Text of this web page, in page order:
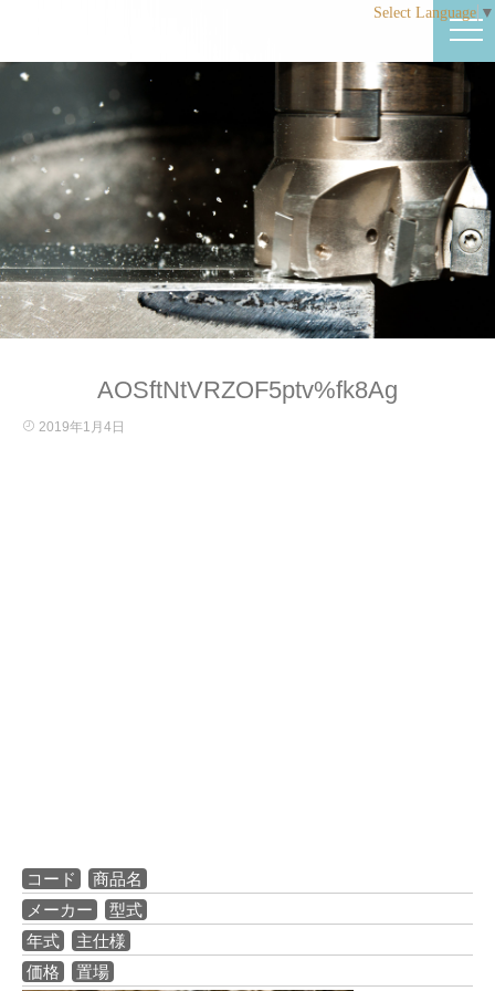
Select Language ▼
AOSftNtVRZOF5ptv%fk8Ag
2019年1月4日
コード
商品名
メーカー
型式
年式
主仕様
価格
置場